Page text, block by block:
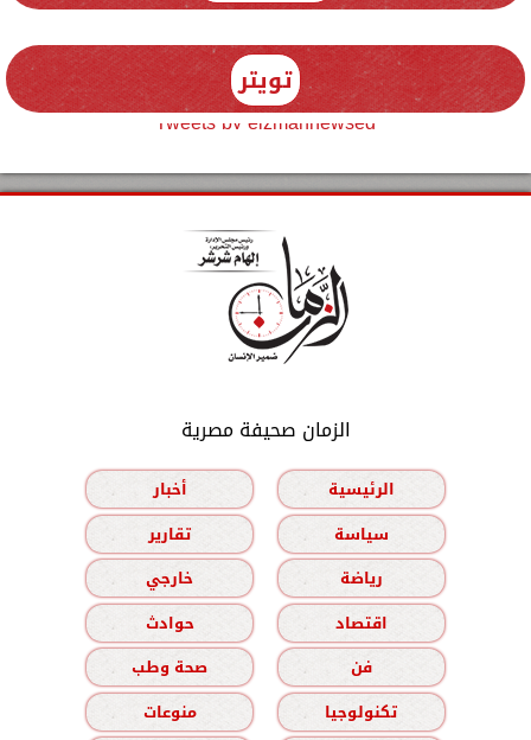
تويتر
Tweets by elzmannewseg
الزمان صحيفة مصرية
الرئيسية
أخبار
سياسة
تقارير
رياضة
خارجي
اقتصاد
حوادث
فن
صحة وطب
تكنولوجيا
منوعات